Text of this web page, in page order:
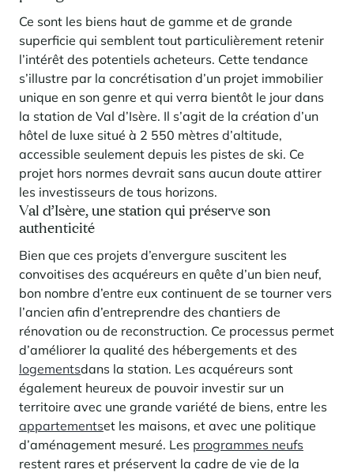
Ce sont les biens haut de gamme et de grande
superficie qui semblent tout particulièrement retenir
l’intérêt des potentiels acheteurs. Cette tendance
s’illustre par la concrétisation d’un projet immobilier
unique en son genre et qui verra bientôt le jour dans
la station de Val d’Isère. Il s’agit de la création d’un
hôtel de luxe situé à 2 550 mètres d’altitude,
accessible seulement depuis les pistes de ski. Ce
projet hors normes devrait sans aucun doute attirer
les investisseurs de tous horizons.
Val d’Isère, une station qui préserve son
authenticité
Bien que ces projets d’envergure suscitent les
convoitises des acquéreurs en quête d’un bien neuf,
bon nombre d’entre eux continuent de se tourner vers
l’ancien afin d’entreprendre des chantiers de
rénovation ou de reconstruction. Ce processus permet
d’améliorer la qualité des hébergements et des
logementsdans la station. Les acquéreurs sont
également heureux de pouvoir investir sur un
territoire avec une grande variété de biens, entre les
appartementset les maisons, et avec une politique
d’aménagement mesuré. Les programmes neufs
restent rares et préservent la cadre de vie de la